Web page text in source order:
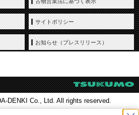
サイトポリシー
お知らせ（プレスリリース）
DENKI Co., Ltd. All rights reserved.